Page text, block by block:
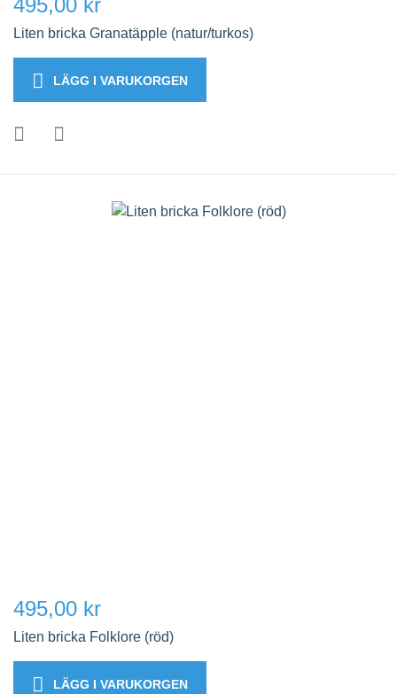
495,00 kr
Liten bricka Granatäpple (natur/turkos)
LÄGG I VARUKORGEN
495,00 kr
Liten bricka Folklore (röd)
LÄGG I VARUKORGEN